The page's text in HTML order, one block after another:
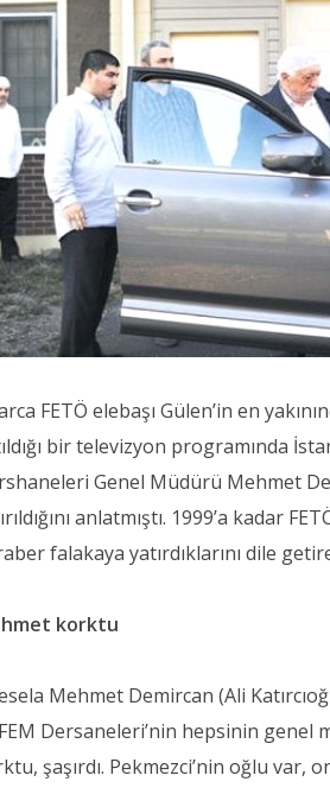
FETÖ elebaşı Gülen’in en
bir televizyon programında
Genel Müdürü Mehmet
anlatmıştı. 1999’a kadar
falakaya yatırdıklarını dile
korktu
Mehmet Demircan (Ali
Dersaneleri’nin hepsinin genel
şaşırdı. Pekmezci’nin oğlu var,